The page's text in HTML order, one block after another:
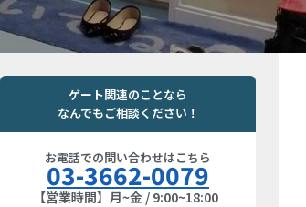
ゲート関連のことなら
なんでもご相談ください！
お電話での問い合わせはこちら
03-3662-0079
【営業時間】月~金 / 9:00~18:00